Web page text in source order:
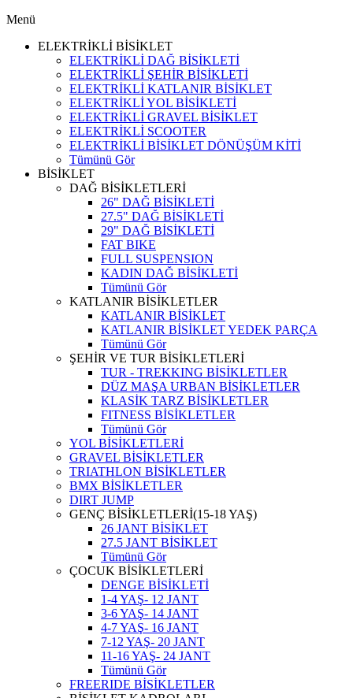
Menü
ELEKTRİKLİ BİSİKLET
ELEKTRİKLİ DAĞ BİSİKLETİ
ELEKTRİKLİ ŞEHİR BİSİKLETİ
ELEKTRİKLİ KATLANIR BİSİKLET
ELEKTRİKLİ YOL BİSİKLETİ
ELEKTRİKLİ GRAVEL BİSİKLET
ELEKTRİKLİ SCOOTER
ELEKTRİKLİ BİSİKLET DÖNÜŞÜM KİTİ
Tümünü Gör
BİSİKLET
DAĞ BİSİKLETLERİ
26" DAĞ BİSİKLETİ
27.5" DAĞ BİSİKLETİ
29" DAĞ BİSİKLETİ
FAT BIKE
FULL SUSPENSION
KADIN DAĞ BİSİKLETİ
Tümünü Gör
KATLANIR BİSİKLETLER
KATLANIR BİSİKLET
KATLANIR BİSİKLET YEDEK PARÇA
Tümünü Gör
ŞEHİR VE TUR BİSİKLETLERİ
TUR - TREKKING BİSİKLETLER
DÜZ MAŞA URBAN BİSİKLETLER
KLASİK TARZ BİSİKLETLER
FITNESS BİSİKLETLER
Tümünü Gör
YOL BİSİKLETLERİ
GRAVEL BİSİKLETLER
TRIATHLON BİSİKLETLER
BMX BİSİKLETLER
DIRT JUMP
GENÇ BİSİKLETLERİ(15-18 YAŞ)
26 JANT BİSİKLET
27.5 JANT BİSİKLET
Tümünü Gör
ÇOCUK BİSİKLETLERİ
DENGE BİSİKLETİ
1-4 YAŞ- 12 JANT
3-6 YAŞ- 14 JANT
4-7 YAŞ- 16 JANT
7-12 YAŞ- 20 JANT
11-16 YAŞ- 24 JANT
Tümünü Gör
FREERIDE BİSİKLETLER